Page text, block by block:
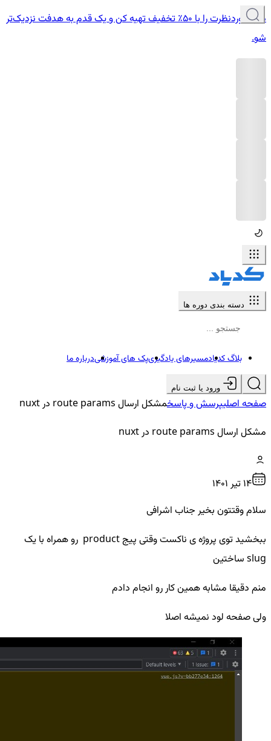
دوره موردنظرت را با ۵۰٪ تخفیف تهیه کن و یک قدم به هدفت نزدیک‌تر
شو.
دسته بندی دوره ها
بلاگ کدیادمسیرهای یادگیریپک های آموزشیدرباره ما
ورود یا ثبت نام
صفحه اصلیپرسش و پاسخمشکل ارسال route params در nuxt
مشکل ارسال route params در nuxt
14 تير ۱۴۰۱
سلام وقتتون بخیر جناب اشرافی
ببخشید توی پروژه ی ناکست وقتی پیج product رو همراه با یک
slug ساختین
منم دقیقا مشابه همین کار رو انجام دادم
ولی صفحه لود نمیشه اصلا